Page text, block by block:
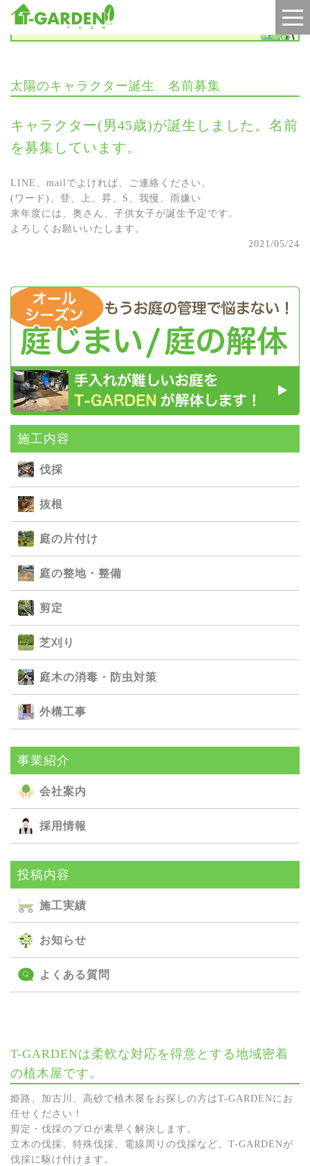
お知らせ
施⼯内容
伐採
抜根
庭の⽚付け
庭の整地・整備
剪定
芝刈り
庭⽊の消毒・防⾍対策
外構⼯事
事業紹介
会社案内
採用情報
投稿内容
施⼯実績
お知らせ
よくある質問
太陽のキャラクター誕生 名前募集
キャラクター(男45歳)が誕生しました。名前
を募集しています。
LINE、mailでよければ、ご連絡ください。
(ワード)、登、上、昇、S、我慢、雨嫌い
来年度には、奥さん、子供女子が誕生予定です。
よろしくお願いいたします。
2021/05/24
T-GARDENは柔軟な対応を得意とする地域密着
の植木屋です。
姫路、加古川、高砂で植木屋をお探しの方はT-GARDENにお
任せください！
剪定・伐採のプロが素早く解決します。
立木の伐採、特殊伐採、電線周りの伐採など、T-GARDENが
伐採に駆け付けます。